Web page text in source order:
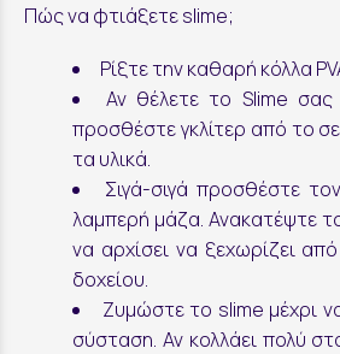
Πώς να φτιάξετε slime;
Ρίξτε την καθαρή κόλλα
Αν θέλετε το Slime σας
προσθέστε γκλίτερ από το
τα υλικά.
Σιγά-σιγά προσθέστε
λαμπερή μάζα. Ανακατέψτε
να αρχίσει να ξεχωρίζει
δοχείου.
Ζυμώστε το slime μέχρι
σύσταση. Αν κολλάει πολύ